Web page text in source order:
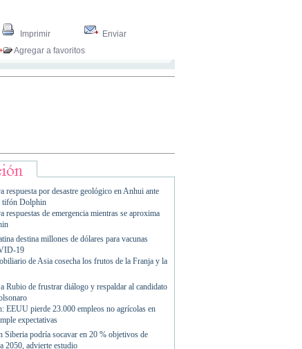
Imprimir
Enviar
Agregar a favoritos